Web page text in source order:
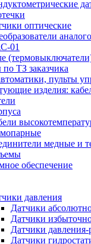
оптические
01
ТЗ заказчика
пульты
изделия:
медные и
обеспечение
давления
Датчики
Датчики
Датчики давления-
Датчики